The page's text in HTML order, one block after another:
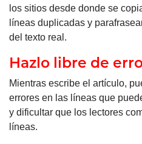
los sitios desde donde se
líneas duplicadas y
del texto real.
Hazlo libre de
Mientras escribe el artículo,
errores en las líneas que
y dificultar que los lectores
líneas.